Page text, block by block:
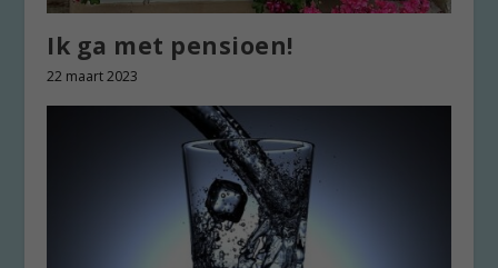
Ik ga met pensioen!
22 maart 2023